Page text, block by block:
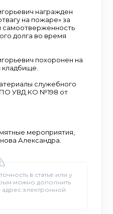
награжден
на пожаре» за
самоотверженность
долга во время
похоронен на
служебного
УВД КО №198 от
мероприятия,
Александра.
в статье или у
можно дополнить
адрес электронной